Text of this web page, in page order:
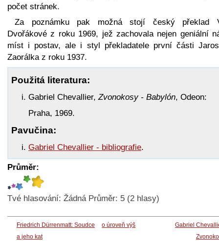
počet stránek.
Za poznámku pak možná stojí český překlad
Dvořákové z roku 1969, jež zachovala nejen geniální
míst i postav, ale i styl překladatele první části
Zaorálka z roku 1937.
Použitá literatura:
Gabriel Chevallier, Zvonokosy - Babylón, Odeon:
Praha, 1969.
Pavučina:
Gabriel Chevallier - bibliografie.
Průměr:
Tvé hlasování: Žádná Průměr: 5 (2 hlasy)
Friedrich Dürrenmatt: Soudce
a jeho kat
o úroveň výš
Gabriel